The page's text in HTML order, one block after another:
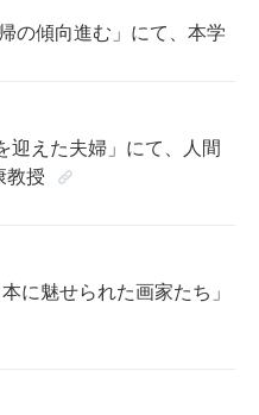
の傾向進む」にて、本学
迎えた夫婦」にて、人間
教授
に魅せられた画家たち」